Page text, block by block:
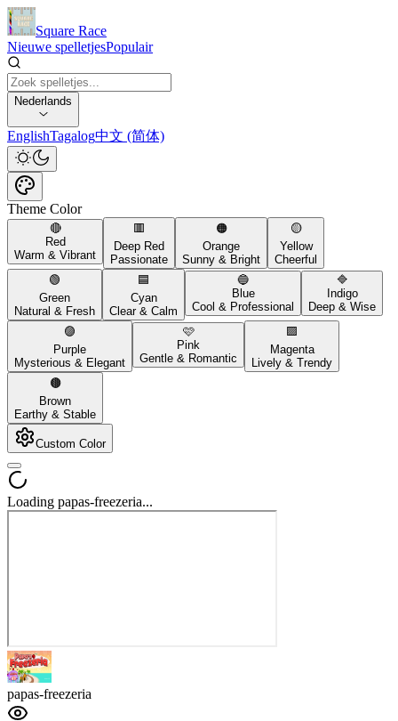
Square Race
Nieuwe spelletjesPopulair
Nederlands
EnglishTagalog中文 (简体)
Theme Color
🔴
Red
Warm & Vibrant
🟥
Deep Red
Passionate
🟠
Orange
Sunny & Bright
🟡
Yellow
Cheerful
🟢
Green
Natural & Fresh
🟦
Cyan
Clear & Calm
🔵
Blue
Cool & Professional
🔷
Indigo
Deep & Wise
🟣
Purple
Mysterious & Elegant
🩷
Pink
Gentle & Romantic
🟪
Magenta
Lively & Trendy
🟤
Brown
Earthy & Stable
Custom Color
Loading papas-freezeria...
papas-freezeria